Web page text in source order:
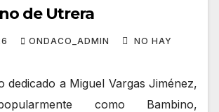
de Utrera
ONDACO_ADMIN NO HAY
dedicado a Miguel Vargas Jiménez,
como Bambino,